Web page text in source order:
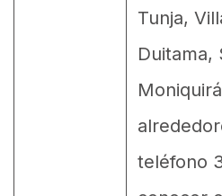
Tunja,
Duitama,
teléfono